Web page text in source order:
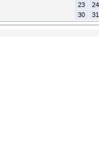
23
24
30
31